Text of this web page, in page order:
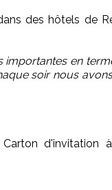
des hôtels de
importantes en
soir nous
d'invitation